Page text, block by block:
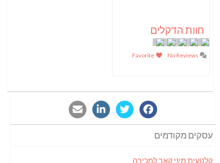
חוות הדקלים
עסקים מקודמים
קלנועית מיני קאר למכירה